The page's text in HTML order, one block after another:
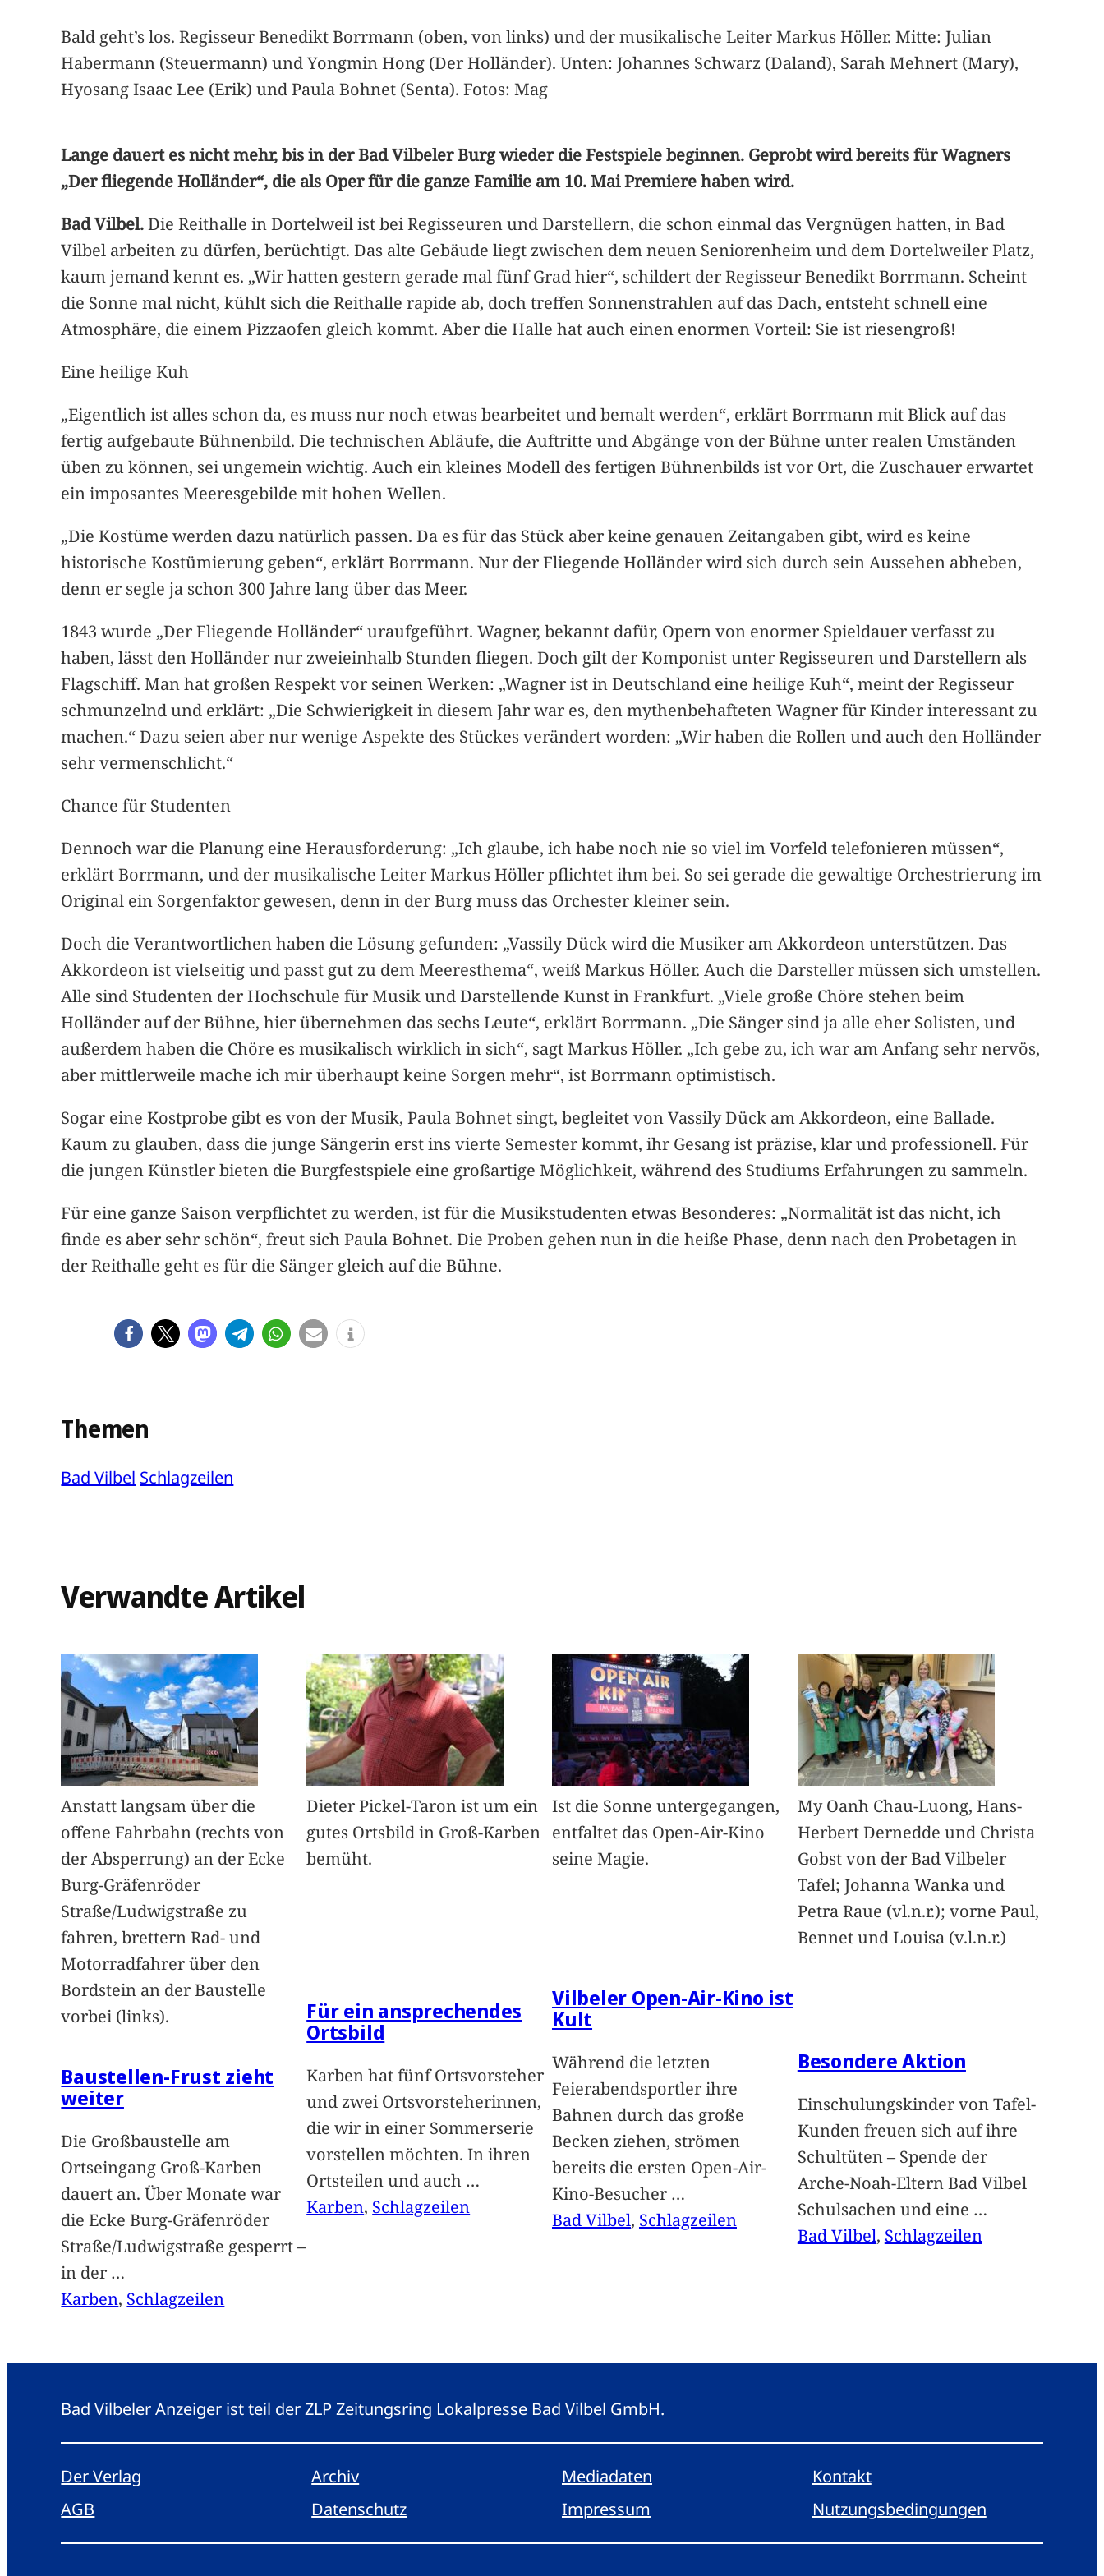
Bald geht’s los. Regisseur Benedikt Borrmann (oben, von links) und der musikalische Leiter Markus Höller. Mitte: Julian
Habermann (Steuermann) und Yongmin Hong (Der Holländer). Unten: Johannes Schwarz (Daland), Sarah Mehnert (Mary),
Hyosang Isaac Lee (Erik) und Paula Bohnet (Senta). Fotos: Mag
Lange dauert es nicht mehr, bis in der Bad Vilbeler Burg wieder die Festspiele beginnen. Geprobt wird bereits für Wagners
„Der fliegende Holländer“, die als Oper für die ganze Familie am 10. Mai Premiere haben wird.
Bad Vilbel.Die Reithalle in Dortelweil ist bei Regisseuren und Darstellern, die schon einmal das Vergnügen hatten, in Bad
Vilbel arbeiten zu dürfen, berüchtigt. Das alte Gebäude liegt zwischen dem neuen Seniorenheim und dem Dortelweiler Platz,
kaum jemand kennt es. „Wir hatten gestern gerade mal fünf Grad hier“, schildert der Regisseur Benedikt Borrmann. Scheint
die Sonne mal nicht, kühlt sich die Reithalle rapide ab, doch treffen Sonnenstrahlen auf das Dach, entsteht schnell eine
Atmosphäre, die einem Pizzaofen gleich kommt. Aber die Halle hat auch einen enormen Vorteil: Sie ist riesengroß!
Eine heilige Kuh
„Eigentlich ist alles schon da, es muss nur noch etwas bearbeitet und bemalt werden“, erklärt Borrmann mit Blick auf das
fertig aufgebaute Bühnenbild. Die technischen Abläufe, die Auftritte und Abgänge von der Bühne unter realen Umständen
üben zu können, sei ungemein wichtig. Auch ein kleines Modell des fertigen Bühnenbilds ist vor Ort, die Zuschauer erwartet
ein imposantes Meeresgebilde mit hohen Wellen.
„Die Kostüme werden dazu natürlich passen. Da es für das Stück aber keine genauen Zeitangaben gibt, wird es keine
historische Kostümierung geben“, erklärt Borrmann. Nur der Fliegende Holländer wird sich durch sein Aussehen abheben,
denn er segle ja schon 300 Jahre lang über das Meer.
1843 wurde „Der Fliegende Holländer“ uraufgeführt. Wagner, bekannt dafür, Opern von enormer Spieldauer verfasst zu
haben, lässt den Holländer nur zweieinhalb Stunden fliegen. Doch gilt der Komponist unter Regisseuren und Darstellern als
Flagschiff. Man hat großen Respekt vor seinen Werken: „Wagner ist in Deutschland eine heilige Kuh“, meint der Regisseur
schmunzelnd und erklärt: „Die Schwierigkeit in diesem Jahr war es, den mythenbehafteten Wagner für Kinder interessant zu
machen.“ Dazu seien aber nur wenige Aspekte des Stückes verändert worden: „Wir haben die Rollen und auch den Holländer
sehr vermenschlicht.“
Chance für Studenten
Dennoch war die Planung eine Herausforderung: „Ich glaube, ich habe noch nie so viel im Vorfeld telefonieren müssen“,
erklärt Borrmann, und der musikalische Leiter Markus Höller pflichtet ihm bei. So sei gerade die gewaltige Orchestrierung im
Original ein Sorgenfaktor gewesen, denn in der Burg muss das Orchester kleiner sein.
Doch die Verantwortlichen haben die Lösung gefunden: „Vassily Dück wird die Musiker am Akkordeon unterstützen. Das
Akkordeon ist vielseitig und passt gut zu dem Meeresthema“, weiß Markus Höller. Auch die Darsteller müssen sich umstellen.
Alle sind Studenten der Hochschule für Musik und Darstellende Kunst in Frankfurt. „Viele große Chöre stehen beim
Holländer auf der Bühne, hier übernehmen das sechs Leute“, erklärt Borrmann. „Die Sänger sind ja alle eher Solisten, und
außerdem haben die Chöre es musikalisch wirklich in sich“, sagt Markus Höller. „Ich gebe zu, ich war am Anfang sehr nervös,
aber mittlerweile mache ich mir überhaupt keine Sorgen mehr“, ist Borrmann optimistisch.
Sogar eine Kostprobe gibt es von der Musik, Paula Bohnet singt, begleitet von Vassily Dück am Akkordeon, eine Ballade.
Kaum zu glauben, dass die junge Sängerin erst ins vierte Semester kommt, ihr Gesang ist präzise, klar und professionell. Für
die jungen Künstler bieten die Burgfestspiele eine großartige Möglichkeit, während des Studiums Erfahrungen zu sammeln.
Für eine ganze Saison verpflichtet zu werden, ist für die Musikstudenten etwas Besonderes: „Normalität ist das nicht, ich
finde es aber sehr schön“, freut sich Paula Bohnet. Die Proben gehen nun in die heiße Phase, denn nach den Probetagen in
der Reithalle geht es für die Sänger gleich auf die Bühne.
Themen
Bad Vilbel Schlagzeilen
Verwandte Artikel
Anstatt langsam über die
offene Fahrbahn (rechts von
der Absperrung) an der Ecke
Burg-Gräfenröder
Straße/Ludwigstraße zu
fahren, brettern Rad- und
Motorradfahrer über den
Bordstein an der Baustelle
vorbei (links).
Baustellen-Frust zieht
weiter
Die Großbaustelle am
Ortseingang Groß-Karben
dauert an. Über Monate war
die Ecke Burg-Gräfenröder
Straße/Ludwigstraße gesperrt –
in der …
Karben, Schlagzeilen
Dieter Pickel-Taron ist um ein
gutes Ortsbild in Groß-Karben
bemüht.
Für ein ansprechendes
Ortsbild
Karben hat fünf Ortsvorsteher
und zwei Ortsvorsteherinnen,
die wir in einer Sommerserie
vorstellen möchten. In ihren
Ortsteilen und auch …
Karben, Schlagzeilen
Ist die Sonne untergegangen,
entfaltet das Open-Air-Kino
seine Magie.
Vilbeler Open-Air-Kino ist
Kult
Während die letzten
Feierabendsportler ihre
Bahnen durch das große
Becken ziehen, strömen
bereits die ersten Open-Air-
Kino-Besucher …
Bad Vilbel, Schlagzeilen
My Oanh Chau-Luong, Hans-
Herbert Dernedde und Christa
Gobst von der Bad Vilbeler
Tafel; Johanna Wanka und
Petra Raue (vl.n.r.); vorne Paul,
Bennet und Louisa (v.l.n.r.)
Besondere Aktion
Einschulungskinder von Tafel-
Kunden freuen sich auf ihre
Schultüten – Spende der
Arche-Noah-Eltern Bad Vilbel
Schulsachen und eine …
Bad Vilbel, Schlagzeilen
Bad Vilbeler Anzeiger ist teil der ZLP Zeitungsring Lokalpresse Bad Vilbel GmbH.
Der Verlag Archiv Mediadaten
Kontakt
AGB
Datenschutz Impressum Nutzungsbedingungen